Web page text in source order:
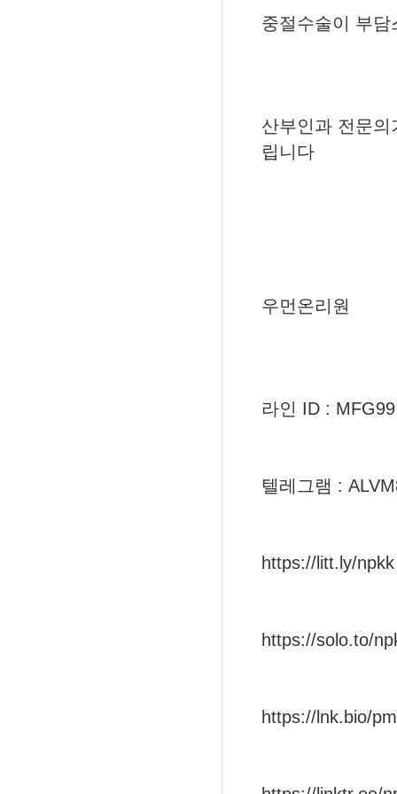
중절수술이 부
산부인과 전문
립니다
우먼온리원
라인 ID : MFG99
텔레그램 :
https://litt.ly/npkk
https://solo.to/
https://lnk.bio/